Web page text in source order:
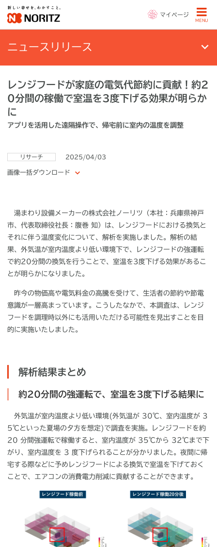
マイページ
MENU
ニュースリリース
レンジフードが家庭の電気代節約に貢献！約2
0分間の稼働で室温を3度下げる効果が明らか
に
アプリを活用した遠隔操作で、帰宅前に室内の温度を調整
リサーチ 2025/04/03
画像一括ダウンロード
湯まわり設備メーカーの株式会社ノーリツ（本社：兵庫県神戸
市、代表取締役社長：腹巻 知）は、レンジフードにおける換気と
それに伴う温度変化について、解析を実施しました。解析の結
果、外気温が室内温度より低い環境下で、レンジフードの強運転
で約20分間の換気を行うことで、室温を3度下げる効果があるこ
とが明らかになりました。
昨今の物価高や電気料金の高騰を受けて、生活者の節約や節電
意識が一層高まっています。こうしたなかで、本調査は、レンジ
フードを調理時以外にも活用いただける可能性を見出すことを目
的に実施いたしました。
解析結果まとめ
約20分間の強運転で、室温を3度下げる結果に
外気温が室内温度より低い環境(外気温が 30℃、室内温度が 3
5℃といった夏場の夕方を想定)で調査を実施。レンジフードを約
20 分間強運転で稼働すると、室内温度が 35℃から 32℃まで下
がり、室内温度を 3 度下げられることが分かりました。夜間に帰
宅する際などに予めレンジフードによる換気で室温を下げておく
ことで、エアコンの消費電力削減に貢献することができます。